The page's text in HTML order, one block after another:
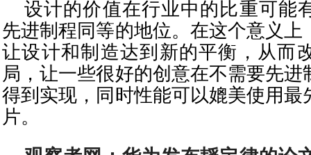
设计的价值在行业中的比重可能
先进制程同等的地位。在这个意义上
让设计和制造达到新的平衡，从而
局，让一些很好的创意在不需要先进
得到实现，同时性能可以媲美使用最
片。